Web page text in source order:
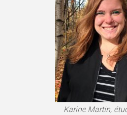
Karine Martin,